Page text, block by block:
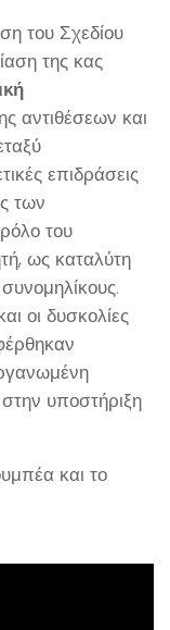
του Σχεδίου
της κας
αντιθέσεων και
επιδράσεις
των
του
ως καταλύτη
οι δυσκολίες
υποστήριξη
και το